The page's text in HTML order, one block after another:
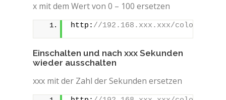
x mit dem Wert von 0 – 100 ersetzen
http: //192.168.xxx.xxx/color/
Einschalten und nach xxx Sekunden
wieder ausschalten
xxx mit der Zahl der Sekunden ersetzen